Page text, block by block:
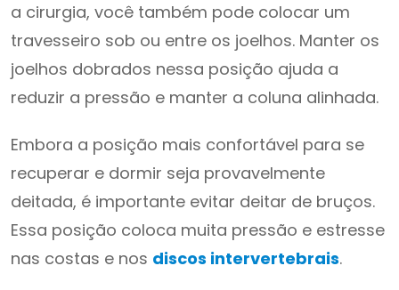
a cirurgia, você também pode colocar um
travesseiro sob ou entre os joelhos. Manter os
joelhos dobrados nessa posição ajuda a
reduzir a pressão e manter a coluna alinhada.
Embora a posição mais confortável para se
recuperar e dormir seja provavelmente
deitada, é importante evitar deitar de bruços.
Essa posição coloca muita pressão e estresse
nas costas e nos discos intervertebrais.